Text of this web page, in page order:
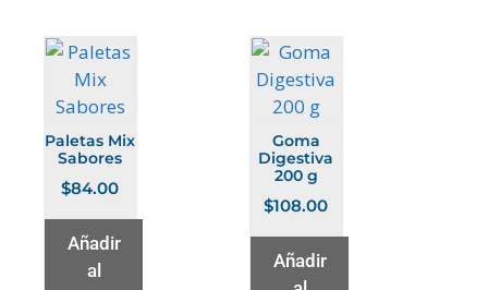
Paletas Mix
Sabores
$84.00
Añadir
al
Goma
Digestiva
200 g
$108.00
Añadir